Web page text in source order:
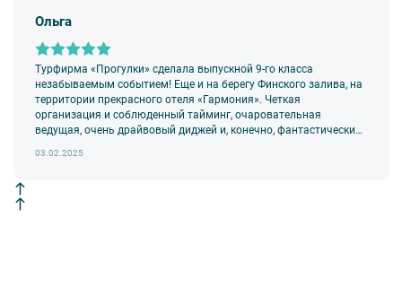
Ольга
Турфирма «Прогулки» сделала выпускной 9-го класса
незабываемым событием! Еще и на берегу Финского залива, на
территории прекрасного отеля «Гармония». Четкая
организация и соблюденный тайминг, очаровательная
ведущая, очень драйвовый диджей и, конечно, фантастически
03.02.2025